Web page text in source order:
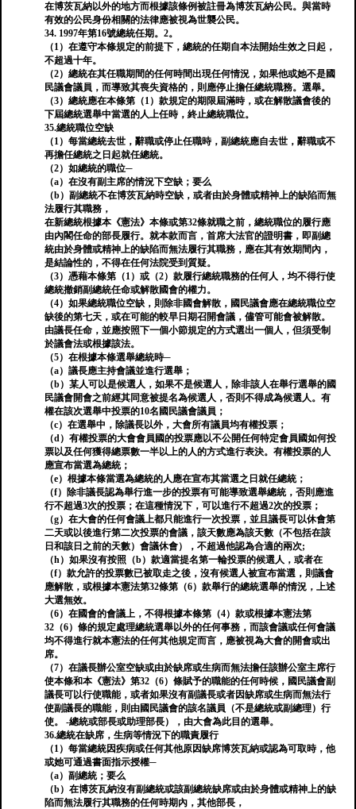
在博茨瓦納以外的地方而根據該條例被註冊為博茨瓦納公民。與當時
有效的公民身份相關的法律應被視為世襲公民。
34. 1997年第16號總統任期。2。
（1）在遵守本條規定的前提下，總統的任期自本法開始生效之日起，
不超過十年。
（2）總統在其任職期間的任何時間出現任何情況，如果他或她不是國
民議會議員，而導致其喪失資格的，則應停止擔任總統職務。選舉。
（3）總統應在本條第（1）款規定的期限屆滿時，或在解散議會後的
下屆總統選舉中當選的人上任時，終止總統職位。
35.總統職位空缺
（1）每當總統去世，辭職或停止任職時，副總統應自去世，辭職或不
再擔任總統之日起就任總統。
（2）如總統的職位─
（a）在沒有副主席的情況下空缺；要么
（b）副總統不在博茨瓦納時空缺，或者由於身體或精神上的缺陷而無
法履行其職務，
在新總統根據本《憲法》本條或第32條就職之前，總統職位的履行應
由內閣任命的部長履行。就本款而言，首席大法官的證明書，即副總
統由於身體或精神上的缺陷而無法履行其職務，應在其有效期間內，
是結論性的，不得在任何法院受到質疑。
（3）憑藉本條第（1）或（2）款履行總統職務的任何人，均不得行使
總統撤銷副總統任命或解散國會的權力。
（4）如果總統職位空缺，則除非國會解散，國民議會應在總統職位空
缺後的第七天，或在可能的較早日期召開會議，儘管可能會被解散。
由議長任命，並應按照下一個小節規定的方式選出一個人，但須受制
於議會法或根據該法。
（5）在根據本條選舉總統時─
（a）議長應主持會議並進行選舉；
（b）某人可以是候選人，如果不是候選人，除非該人在舉行選舉的國
民議會開會之前經其同意被提名為候選人，否則不得成為候選人。有
權在該次選舉中投票的10名國民議會議員；
（c）在選舉中，除議長以外，大會所有議員均有權投票；
（d）有權投票的大會會員國的投票應以不公開任何特定會員國如何投
票以及任何獲得總票數一半以上的人的方式進行表決。有權投票的人
應宣布當選為總統；
（e）根據本條當選為總統的人應在宣布其當選之日就任總統；
（f）除非議長認為舉行進一步的投票有可能導致選舉總統，否則應進
行不超過3次的投票；在這種情況下，可以進行不超過2次的投票；
（g）在大會的任何會議上都只能進行一次投票，並且議長可以休會第
二天或以後進行第二次投票的會議，該天數應為該天數（不包括在該
日和該日之前的天數）會議休會），不超過他認為合適的兩次;
（h）如果沒有按照（b）款適當提名第一輪投票的候選人，或者在
（f）款允許的投票數已被取走之後，沒有候選人被宣布當選，則議會
應解散，或根據本憲法第32條第（6）款舉行的總統選舉的情況，上述
大選無效。
（6）在國會的會議上，不得根據本條第（4）款或根據本憲法第
32（6）條的規定處理總統選舉以外的任何事務，而該會議或任何會議
均不得進行就本憲法的任何其他規定而言，應被視為大會的開會或出
席。
（7）在議長辦公室空缺或由於缺席或生病而無法擔任該辦公室主席行
使本條和本《憲法》第32（6）條賦予的職能的任何時候，國民議會副
議長可以行使職能，或者如果沒有副議長或者因缺席或生病而無法行
使副議長的職能，則由國民議會的該名議員（不是總統或副總理）行
使。 -總統或部長或助理部長），由大會為此目的選舉。
36.總統在缺席，生病等情況下的職責履行
（1）每當總統因疾病或任何其他原因缺席博茨瓦納或認為可取時，他
或她可通過書面指示授權─
（a）副總統；要么
（b）在博茨瓦納沒有副總統或該副總統缺席或由於身體或精神上的缺
陷而無法履行其職務的任何時期內，其他部長，